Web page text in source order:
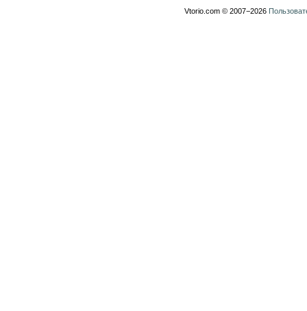
Vtorio.com © 2007−2026